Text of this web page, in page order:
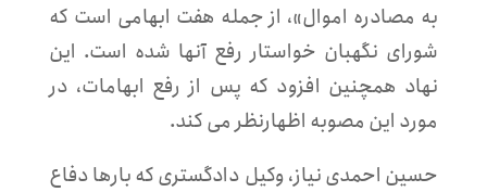
به مصادره اموال»، از جمله هفت ابهامی است که
شورای نگهبان خواستار رفع آنها شده است. این
نهاد همچنین افزود که پس از رفع ابهامات، در
مورد این مصوبه اظهارنظر می کند.
حسین احمدی نیاز، وکیل دادگستری که بارها دفاع